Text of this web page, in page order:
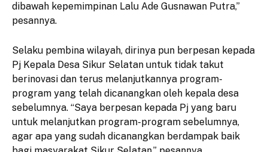
dibawah kepemimpinan Lalu Ade Gusnawan Putra,”
pesannya.
Selaku pembina wilayah, dirinya pun berpesan kepada
Pj Kepala Desa Sikur Selatan untuk tidak takut
berinovasi dan terus melanjutkannya program-
program yang telah dicanangkan oleh kepala desa
sebelumnya. “Saya berpesan kepada Pj yang baru
untuk melanjutkan program-program sebelumnya,
agar apa yang sudah dicanangkan berdampak baik